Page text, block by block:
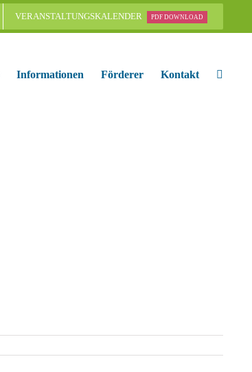
VERANSTALTUNGSKALENDER PDF DOWNLOAD
Informationen Förderer Kontakt